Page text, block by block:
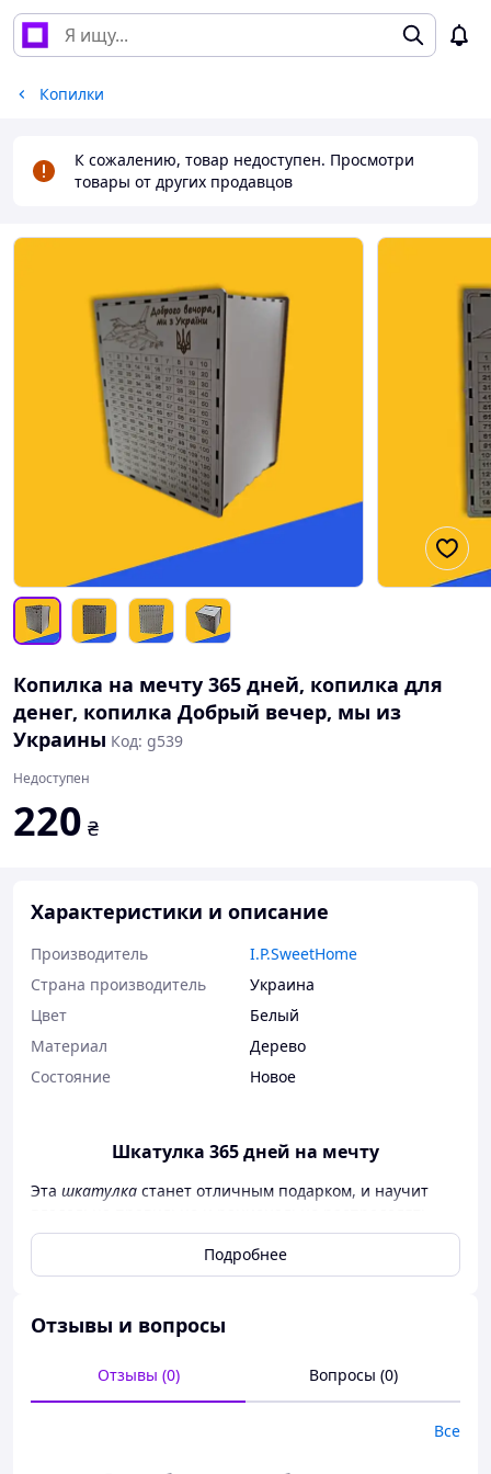
Копилки
К сожалению, товар недоступен. Просмотри
товары от других продавцов
Копилка на мечту 365 дней, копилка для
денег, копилка Добрый вечер, мы из
Украины Код: g539
Недоступен
220 ₴
Характеристики и описание
Производитель
I.P.SweetHome
Страна производитель
Украина
Цвет
Белый
Материал
Дерево
Состояние
Новое
Шкатулка 365 дней на мечту
Эта шкатулка станет отличным подарком, и научит
средства в своем бюджете. Она рассчитана на365
пользования, после каждого дня, цифра на
коробке зачёркивается маркером
деньги.
Способ 1:
Вы выбираете суму приемлемую для вас чтобы
отлаживать для вас каждый день. К примеру возьмем
Подробнее
Отзывы и вопросы
Отзывы (0) Вопросы (0)
Все